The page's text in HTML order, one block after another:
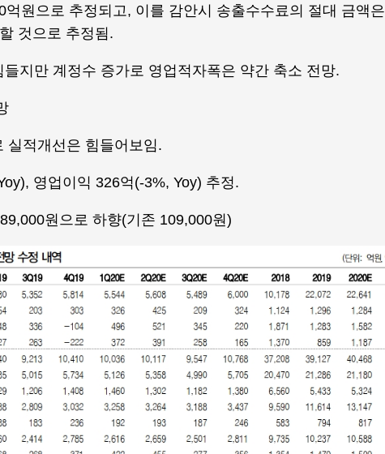
억원으로 추정되고, 이를 감안시 송출수수료의 절대 금액은
것으로 추정됨.
지만 계정수 증가로 영업적자폭은 약간 축소 전망.
실적개선은 힘들어보임.
영업이익 326억(-3%, Yoy) 추정.
원으로 하향(기존 109,000원)